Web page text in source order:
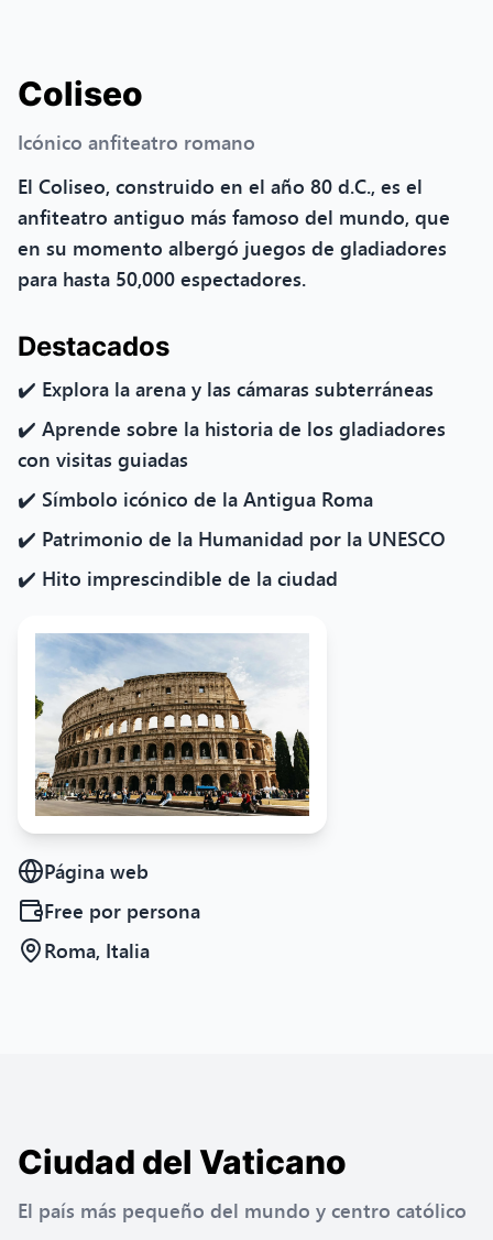
Coliseo
Icónico anfiteatro romano
El Coliseo, construido en el año 80 d.C., es el
anfiteatro antiguo más famoso del mundo, que
en su momento albergó juegos de gladiadores
para hasta 50,000 espectadores.
Destacados
✔️ Explora la arena y las cámaras subterráneas
✔️ Aprende sobre la historia de los gladiadores
con visitas guiadas
✔️ Símbolo icónico de la Antigua Roma
✔️ Patrimonio de la Humanidad por la UNESCO
✔️ Hito imprescindible de la ciudad
Página web
Free por persona
Roma, Italia
Ciudad del Vaticano
El país más pequeño del mundo y centro católico